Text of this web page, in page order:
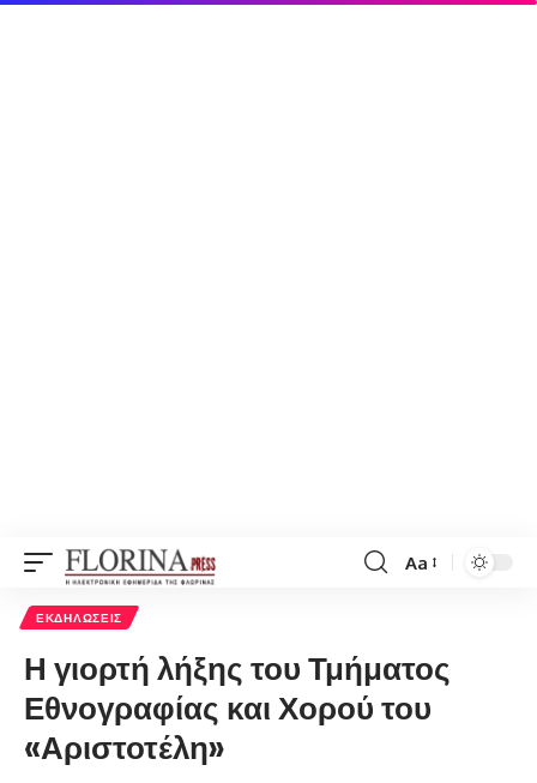
Font
Aa
ΕΚΔΗΛΏΣΕΙΣ
Η γιορτή λήξης του Τμήματος
Εθνογραφίας και Χορού του
«Αριστοτέλη»